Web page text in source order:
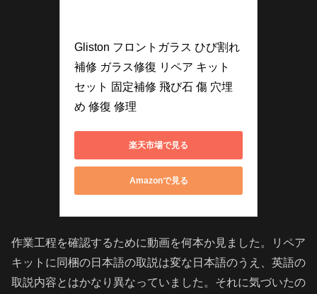
Gliston フロントガラス ひび割れ
補修 ガラス修復 リペア キット
セット 固定補修 飛び石 傷 穴埋
め 修復 修理
楽天市場で見る
Amazonで見る
作業工程を確認するために動画を何本か見ました。リペア
キットに同梱の日本語の取説は変な日本語のうえ、英語の
取説内容とはかなり異なっていました。それに気づいたの